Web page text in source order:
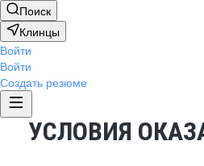
Поиск
Клинцы
Войти
Войти
Создать резюме
УСЛОВИЯ